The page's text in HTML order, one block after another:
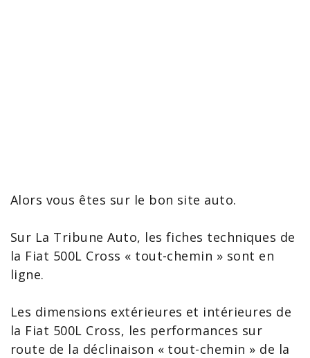
Alors vous êtes sur le bon site auto.
Sur La Tribune Auto, les fiches techniques de
la Fiat 500L Cross « tout-chemin » sont en
ligne.
Les dimensions extérieures et intérieures de
la Fiat 500L Cross, les performances sur
route de la déclinaison « tout-chemin » de la